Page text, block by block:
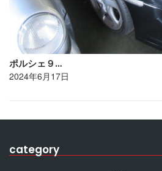
ポルシェ９…
2024年6月17日
category